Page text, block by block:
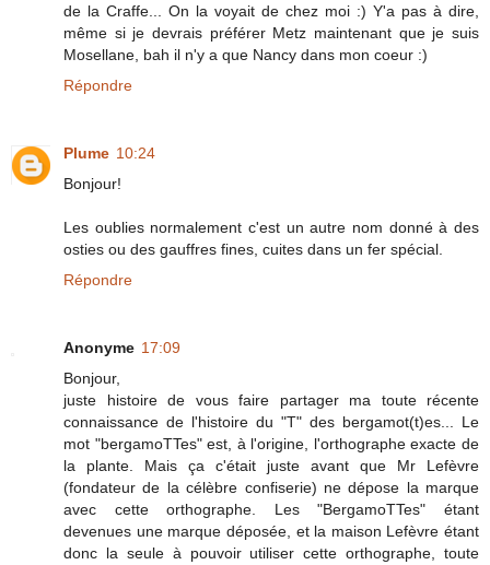
de la Craffe... On la voyait de chez moi :) Y'a pas à dire,
même si je devrais préférer Metz maintenant que je suis
Mosellane, bah il n'y a que Nancy dans mon coeur :)
Répondre
Plume 10:24
Bonjour!
Les oublies normalement c'est un autre nom donné à des
osties ou des gauffres fines, cuites dans un fer spécial.
Répondre
Anonyme 17:09
Bonjour,
juste histoire de vous faire partager ma toute récente
connaissance de l'histoire du "T" des bergamot(t)es... Le
mot "bergamoTTes" est, à l'origine, l'orthographe exacte de
la plante. Mais ça c'était juste avant que Mr Lefèvre
(fondateur de la célèbre confiserie) ne dépose la marque
avec cette orthographe. Les "BergamoTTes" étant
devenues une marque déposée, et la maison Lefèvre étant
donc la seule à pouvoir utiliser cette orthographe, toute